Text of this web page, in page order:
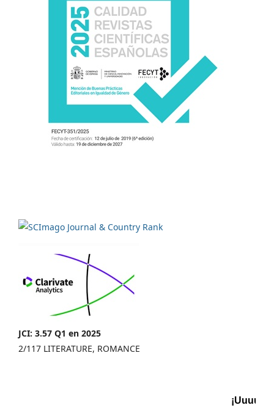
JCI: 3.57 Q1 en 2025
2/117 LITERATURE, ROMANCE